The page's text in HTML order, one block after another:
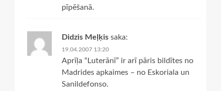
pīpēšanā.
Didzis Meļķis saka:
19.04.2007 13:20
Aprīļa “Luterānī” ir arī pāris bildītes no
Madrides apkaimes – no Eskoriala un
Sanildefonso.